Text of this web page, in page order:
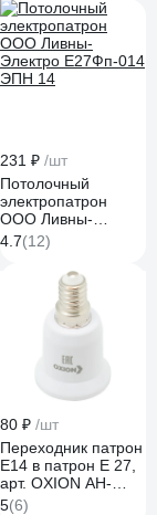
231 ₽ /шт
Потолочный
электропатрон
ООО Ливны-
Электро Е27Фп-014
ЭПН 14
4.7(12)
80 ₽ /шт
Переходник патрон
Е14 в патрон Е 27,
арт. OXION AH-
005WH-E14TOE27
5(6)